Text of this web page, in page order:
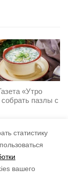
статистику
вашего
«Утро
пазлы с